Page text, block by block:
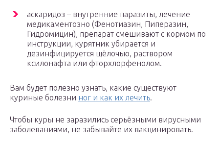
аскаридоз – внутренние паразиты, лечение
медикаментозно (Фенотиазин, Пиперазин,
Гидромицин), препарат смешивают с кормом по
инструкции, курятник убирается и
дезинфицируется щёлочью, раствором
ксилонафта или фторхлорфенолом.
Вам будет полезно узнать, какие существуют
куриные болезни ног и как их лечить.
Чтобы куры не заразились серьёзными вирусными
заболеваниями, не забывайте их вакцинировать.